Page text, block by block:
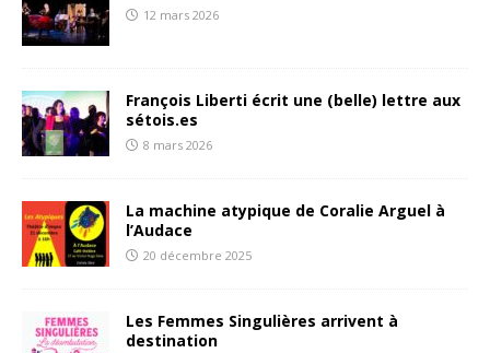
12 mars 2026
François Liberti écrit une (belle) lettre aux
sétois.es
8 mars 2026
La machine atypique de Coralie Arguel à
l’Audace
20 décembre 2025
Les Femmes Singulières arrivent à
destination